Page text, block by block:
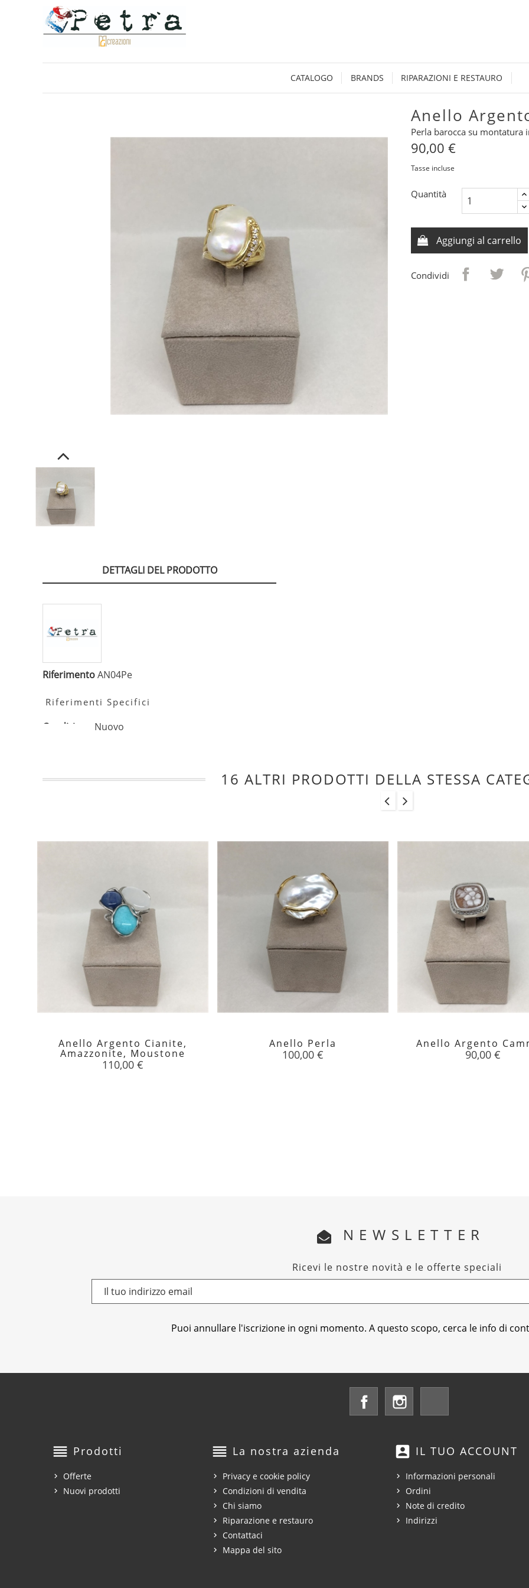
CATALOGO BRANDS RIPARAZIONI E RESTAURO
Anello
Perla barocca su montatura
90,00 €
Tasse incluse
Quantità
Aggiungi al carrello
Condividi
DETTAGLI DEL PRODOTTO
RiferimentoAN04Pe
Riferimenti Specifici
Condizione Nuovo
16 ALTRI PRODOTTI DELLA STESSA
Anello Argento Cianite,
Amazzonite, Moustone
Prezzo
110,00 €
 Anello Perla
Prezzo
100,00 € Anello Argento
Prezzo
90,00 € 
NEWSLETTER
Ricevi le nostre novità e le offerte speciali
Puoi annullare l'iscrizione in ogni momento. A questo scopo, cerca le info di
Facebook
reorder Prodotti
Offerte
Nuovi prodotti
reorder La nostra azienda
Privacy e cookie policy
Condizioni di vendita
Chi siamo
Riparazione e restauro
Contattaci
Mappa del sito
account_box IL TUO ACCOUNT
Informazioni personali
Ordini
Note di credito
Indirizzi